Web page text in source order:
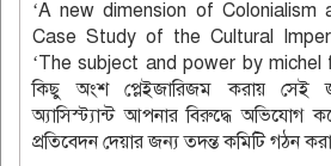
‘A new dimension of
Case Study of the Cultural
‘The subject and power by michel
কিছু অংশ প্লেইজারিজম করায় সেই
অ্যাসিস্ট্যান্ট আপনার বিরুদ্ধে অভিযোগ
প্রতিবেদন দেয়ার জন্য তদন্ত কমিটি গঠন